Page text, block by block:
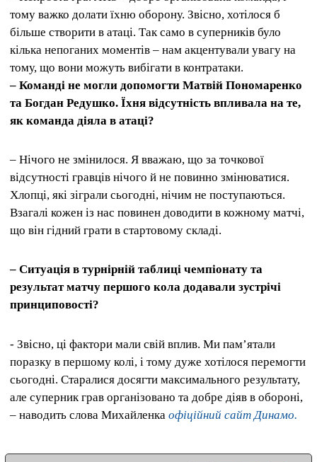
тому важко долати їхню оборону. Звісно, хотілося б
більше створити в атаці. Так само в суперників було
кілька непоганих моментів – нам акцентували увагу на
тому, що вони можуть вибігати в контратаки.
– Команді не могли допомогти Матвій Пономаренко
та Богдан Редушко. Їхня відсутність впливала на те,
як команда діяла в атаці?
– Нічого не змінилося. Я вважаю, що за точкової
відсутності гравців нічого й не повинно змінюватися.
Хлопці, які зіграли сьогодні, нічим не поступаються.
Взагалі кожен із нас повинен доводити в кожному матчі,
що він гідний грати в стартовому складі.
– Ситуація в турнірній таблиці чемпіонату та
результат матчу першого кола додавали зустрічі
принциповості?
- Звісно, ці фактори мали свій вплив. Ми пам’ятали
поразку в першому колі, і тому дуже хотілося перемогти
сьогодні. Старалися досягти максимального результату,
але суперник грав організовано та добре діяв в обороні,
– наводить слова Михайленка офіційний сайт Динамо.